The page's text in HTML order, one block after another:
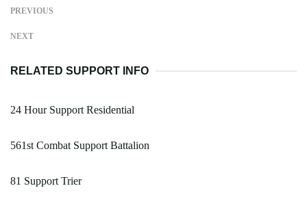
PREVIOUS
NEXT
RELATED SUPPORT INFO
24 Hour Support Residential
561st Combat Support Battalion
81 Support Trier